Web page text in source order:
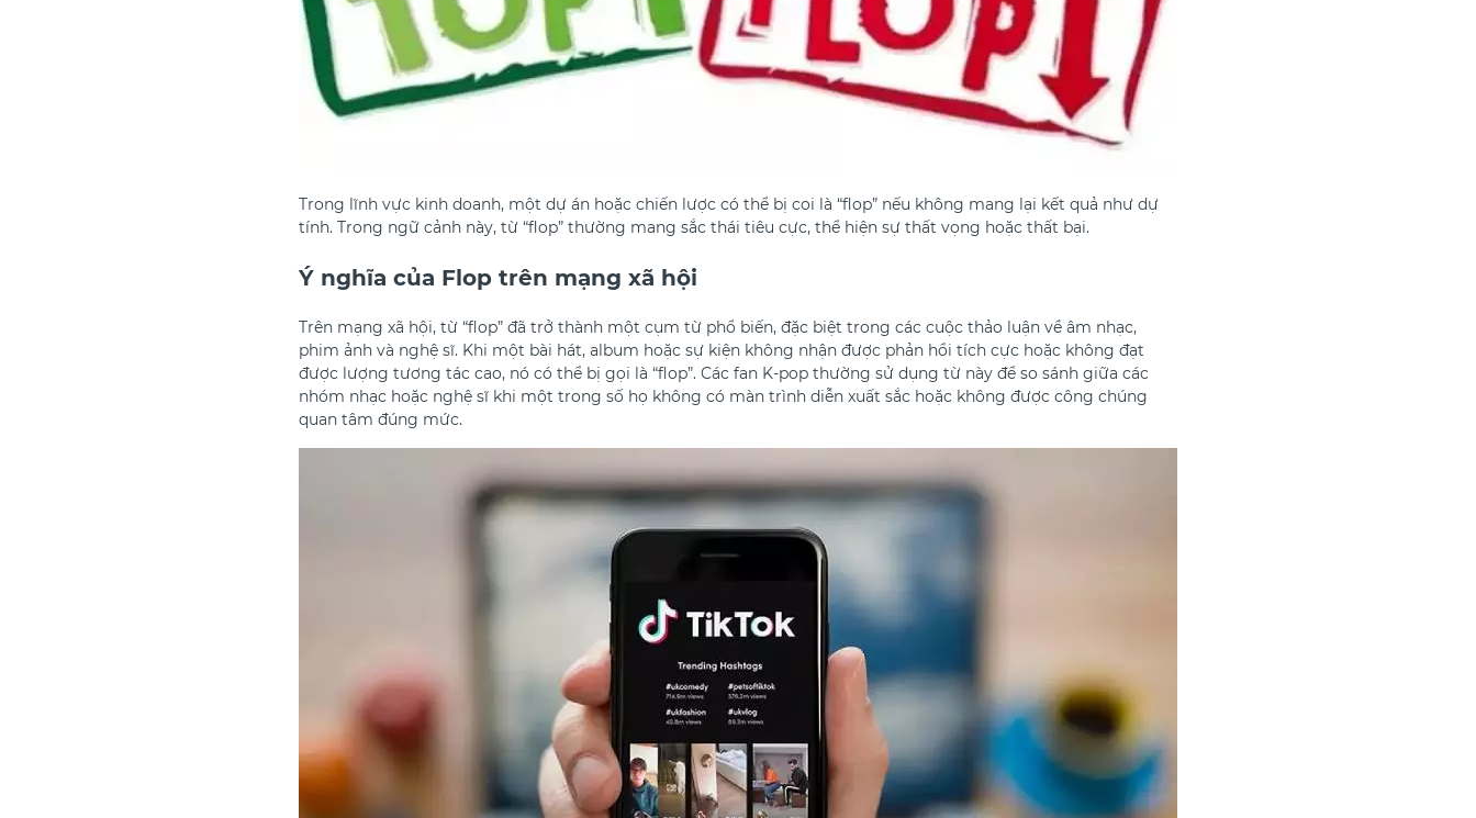
Trong lĩnh vực kinh doanh, một dự án hoặc chiến lược có thể bị coi là “flop” nếu không mang lại kết quả như dự
tính. Trong ngữ cảnh này, từ “flop” thường mang sắc thái tiêu cực, thể hiện sự thất vọng hoặc thất bại.
Ý nghĩa của Flop trên mạng xã hội
Trên mạng xã hội, từ “flop” đã trở thành một cụm từ phổ biến, đặc biệt trong các cuộc thảo luận về âm nhạc,
phim ảnh và nghệ sĩ. Khi một bài hát, album hoặc sự kiện không nhận được phản hồi tích cực hoặc không đạt
được lượng tương tác cao, nó có thể bị gọi là “flop”. Các fan K-pop thường sử dụng từ này để so sánh giữa các
nhóm nhạc hoặc nghệ sĩ khi một trong số họ không có màn trình diễn xuất sắc hoặc không được công chúng
quan tâm đúng mức.